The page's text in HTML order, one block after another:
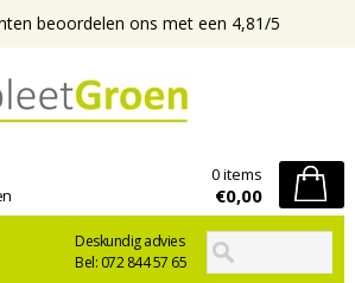
beoordelen ons met een 4,81/5
Deskundig advies
Bel: 072 844 57 65
0 items
€0,00